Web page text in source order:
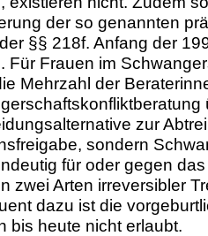
der so genannten
§§ 218f. Anfang der
Für Frauen im
Mehrzahl der
zur
sondern
für oder gegen
zwei Arten irreversibler
dazu ist die
bis heute nicht erlaubt.